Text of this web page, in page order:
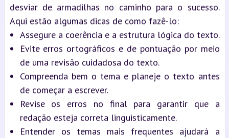
desviar de armadilhas no caminho para o sucesso.
Aqui estão algumas dicas de como fazê-lo:
Assegure a coerência e a estrutura lógica do texto.
Evite erros ortográficos e de pontuação por meio
de uma revisão cuidadosa do texto.
Compreenda bem o tema e planeje o texto antes
de começar a escrever.
Revise os erros no final para garantir que a
redação esteja correta linguisticamente.
Entender os temas mais frequentes ajudará a